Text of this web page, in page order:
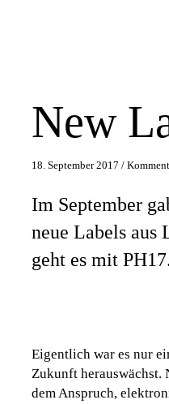
New
18. September 2017 /
Im September
neue Labels
geht es mit
Eigentlich war es nur
Zukunft herauswächst.
dem Anspruch,